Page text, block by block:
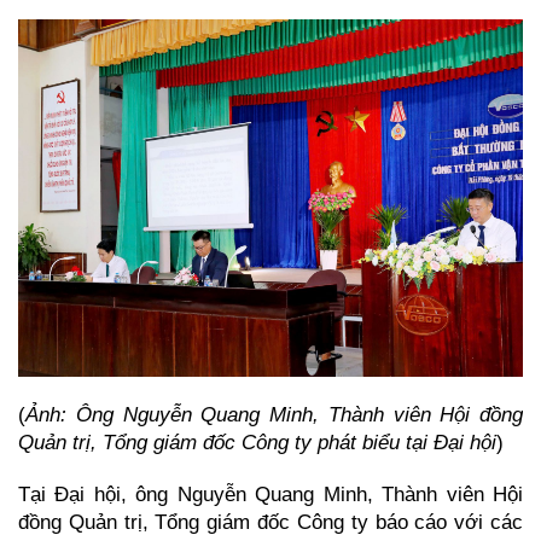
(Ảnh: Ông Nguyễn Quang Minh, Thành viên Hội đồng
Quản trị, Tổng giám đốc Công ty phát biểu tại Đại hội)
Tại Đại hội, ông Nguyễn Quang Minh, Thành viên Hội
đồng Quản trị, Tổng giám đốc Công ty báo cáo với các